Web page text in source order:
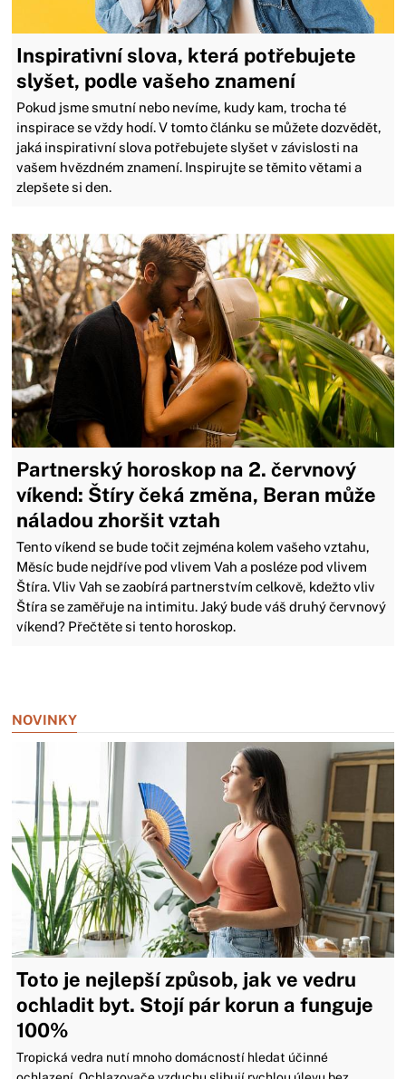
Inspirativní slova, která potřebujete
slyšet, podle vašeho znamení
Pokud jsme smutní nebo nevíme, kudy kam, trocha té
inspirace se vždy hodí. V tomto článku se můžete dozvědět,
jaká inspirativní slova potřebujete slyšet v závislosti na
vašem hvězdném znamení. Inspirujte se těmito větami a
zlepšete si den.
Partnerský horoskop na 2. červnový
víkend: Štíry čeká změna, Beran může
náladou zhoršit vztah
Tento víkend se bude točit zejména kolem vašeho vztahu,
Měsíc bude nejdříve pod vlivem Vah a posléze pod vlivem
Štíra. Vliv Vah se zaobírá partnerstvím celkově, kdežto vliv
Štíra se zaměřuje na intimitu. Jaký bude váš druhý červnový
víkend? Přečtěte si tento horoskop.
NOVINKY
Toto je nejlepší způsob, jak ve vedru
ochladit byt. Stojí pár korun a funguje
100%
Tropická vedra nutí mnoho domácností hledat účinné